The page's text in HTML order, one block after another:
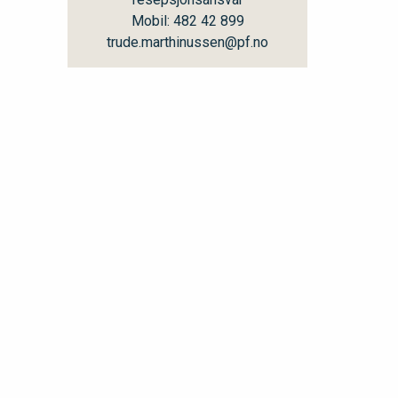
Mobil: 482 42 899
trude.marthinussen@pf.no